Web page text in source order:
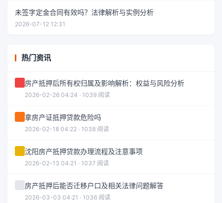
未签字定金合同有效吗？法律解析与实例分析
2026-07-12 12:31
热门资讯
房产抵押后所有权归属及影响解析：权益与风险分析
2026-02-26 04:24 · 1039 阅读
拿房产证抵押贷款危险吗
2026-02-18 04:22 · 1038 阅读
沈阳房产抵押贷款办理流程及注意事项
2026-02-13 04:21 · 1037 阅读
房产抵押后能否迁移户口及相关法律问题解答
2026-03-03 04:21 · 1036 阅读